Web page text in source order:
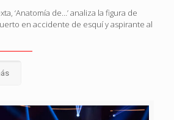
‘Anatomía de…’ analiza la figura de
en accidente de esquí y aspirante al